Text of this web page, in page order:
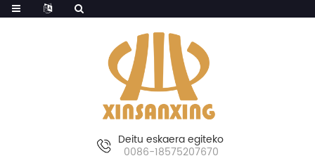
Deitu eskaera egiteko
0086-18575207670